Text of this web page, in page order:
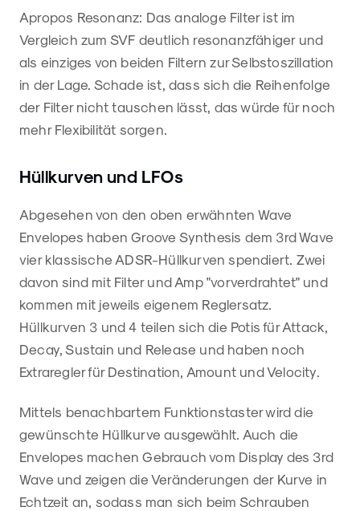
Apropos Resonanz: Das analoge Filter ist im
Vergleich zum SVF deutlich resonanzfähiger und
als einziges von beiden Filtern zur Selbstoszillation
in der Lage. Schade ist, dass sich die Reihenfolge
der Filter nicht tauschen lässt, das würde für noch
mehr Flexibilität sorgen.
Hüllkurven und LFOs
Abgesehen von den oben erwähnten Wave
Envelopes haben Groove Synthesis dem 3rd Wave
vier klassische ADSR-Hüllkurven spendiert. Zwei
davon sind mit Filter und Amp "vorverdrahtet" und
kommen mit jeweils eigenem Reglersatz.
Hüllkurven 3 und 4 teilen sich die Potis für Attack,
Decay, Sustain und Release und haben noch
Extraregler für Destination, Amount und Velocity.
Mittels benachbartem Funktionstaster wird die
gewünschte Hüllkurve ausgewählt. Auch die
Envelopes machen Gebrauch vom Display des 3rd
Wave und zeigen die Veränderungen der Kurve in
Echtzeit an, sodass man sich beim Schrauben